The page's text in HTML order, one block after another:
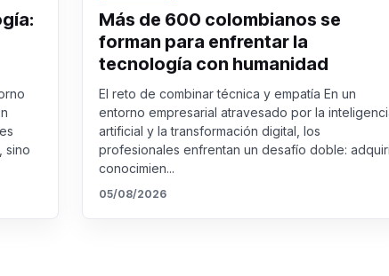
sino
Más de 600 colombianos se
forman para enfrentar la
tecnología con humanidad
El reto de combinar técnica y empatía En un
entorno empresarial atravesado por la
artificial y la transformación digital, los
profesionales enfrentan un desafío doble:
conocimien...
05/08/2026